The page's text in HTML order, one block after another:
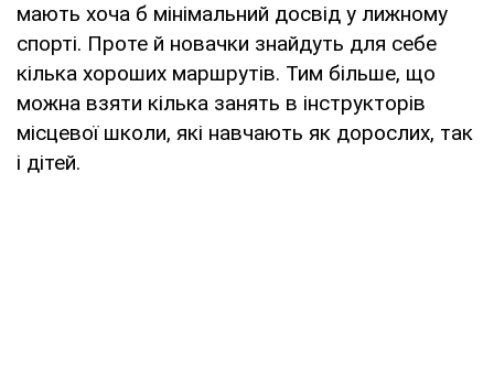
мають хоча б мінімальний досвід у лижному
спорті. Проте й новачки знайдуть для себе
кілька хороших маршрутів. Тим більше, що
можна взяти кілька занять в інструкторів
місцевої школи, які навчають як дорослих, так
і дітей.